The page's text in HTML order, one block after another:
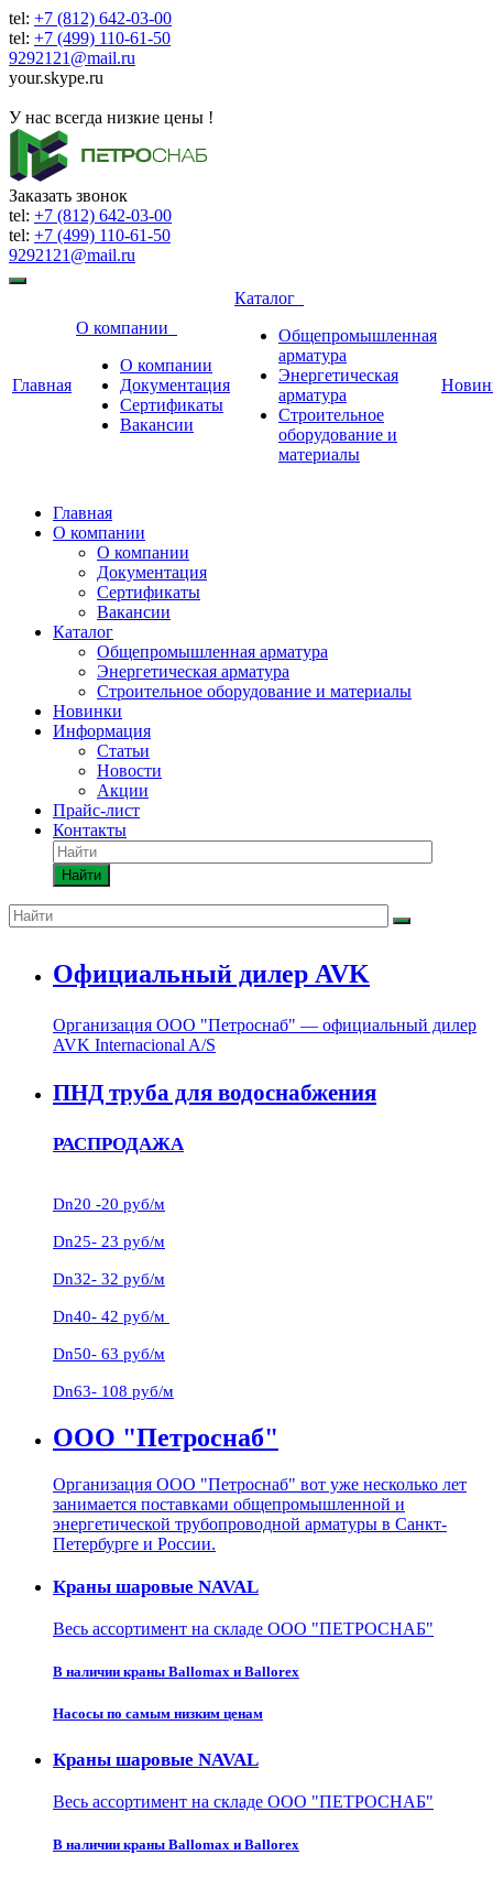
tel: +7 (812) 642-03-00
tel: +7 (499) 110-61-50
9292121@mail.ru
your.skype.ru
У нас всегда низкие цены !
Заказать звонок
tel: +7 (812) 642-03-00
tel: +7 (499) 110-61-50
9292121@mail.ru
Главная
О компании
О компании
Документация
Сертификаты
Вакансии
Каталог
Общепромышленная
арматура
Энергетическая
арматура
Строительное
оборудование и
материалы
Главная
О компании
О компании
Документация
Сертификаты
Вакансии
Каталог
Общепромышленная арматура
Энергетическая арматура
Строительное оборудование и материалы
Новинки
Информация
Статьи
Новости
Акции
Прайс-лист
Контакты
Найти
Официальный дилер AVK
Организация ООО "Петроснаб" — официальный дилер
AVK Internacional A/S
ПНД труба для водоснабжения
РАСПРОДАЖА
Dn20 -20 руб/м
Dn25- 23 руб/м
Dn32- 32 руб/м
Dn40- 42 руб/м
Dn50- 63 руб/м
Dn63- 108 руб/м
ООО "Петроснаб"
Организация ООО "Петроснаб" вот уже несколько лет
занимается поставками общепромышленной и
энергетической трубопроводной арматуры в Санкт-
Петербурге и России.
Краны шаровые NAVAL
Весь ассортимент на складе ООО "ПЕТРОСНАБ"
В наличии краны Ballomax и Ballorex
Насосы по самым низким ценам
Краны шаровые NAVAL
Весь ассортимент на складе ООО "ПЕТРОСНАБ"
В наличии краны Ballomax и Ballorex